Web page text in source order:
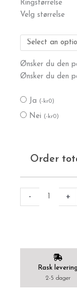
Ringstørrelse
Velg størrelse
Ønsker du den
Ønsker du den
Ja (- kr0)
Nei (- kr0)
Order
-
diamantring
"Tulip"
ct.
Tw-
Si
antall
+
Rask levering
2-5 dager